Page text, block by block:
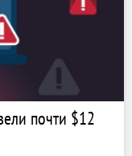
почти $12